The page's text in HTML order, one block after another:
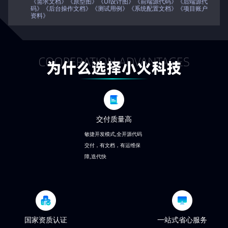
码》《后台操作文档》《测试用例》《系统配置文档》《项目账户
资料》
交付质量高
敏捷开发模式,全开源代码
交付，有文档，有运维保
障,迭代快
国家资质认证 一站式省心服务